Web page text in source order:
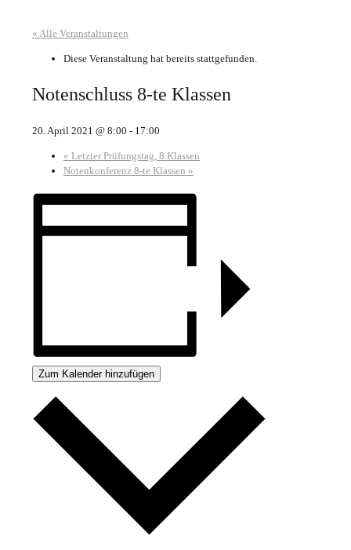
« Alle Veranstaltungen
Diese Veranstaltung hat bereits stattgefunden.
Notenschluss 8-te Klassen
20. April 2021 @ 8:00 - 17:00
« Letzter Prüfungstag, 8.Klassen
Notenkonferenz 8-te Klassen »
Zum Kalender hinzufügen